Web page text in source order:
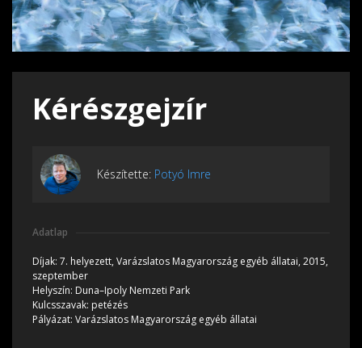
Kérészgejzír
Készítette: Potyó Imre
Adatlap
Díjak: 7. helyezett, Varázslatos Magyarország egyéb állatai, 2015,
szeptember
Helyszín: Duna–Ipoly Nemzeti Park
Kulcsszavak: petézés
Pályázat: Varázslatos Magyarország egyéb állatai